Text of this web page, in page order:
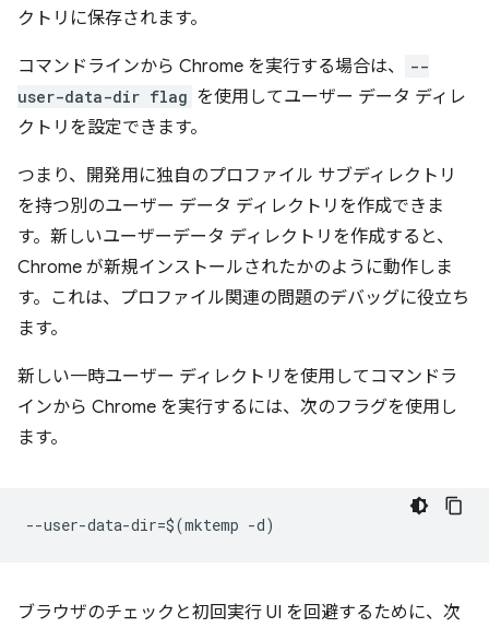
クトリに保存されます。
コマンドラインから Chrome を実行する場合は、
--
user-data-dir flag を使用してユーザー データ ディレ
クトリを設定できます。
つまり、開発用に独自のプロファイル サブディレクトリ
を持つ別のユーザー データ ディレクトリを作成できま
す。新しいユーザーデータ ディレクトリを作成すると、
Chrome が新規インストールされたかのように動作しま
す。これは、プロファイル関連の問題のデバッグに役立ち
ます。
新しい一時ユーザー ディレクトリを使用してコマンドラ
インから Chrome を実行するには、次のフラグを使用し
ます。
ブラウザのチェックと初回実行 UI を回避するために、次